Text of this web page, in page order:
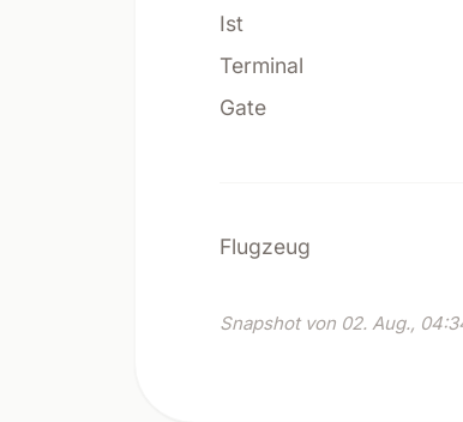
Ist
Terminal
Gate
Flugzeug
Snapshot von 02. Aug.,